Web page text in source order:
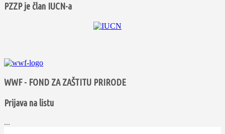
PZZP je član IUCN-a
WWF - FOND ZA ZAŠTITU PRIRODE
Prijava na listu
...